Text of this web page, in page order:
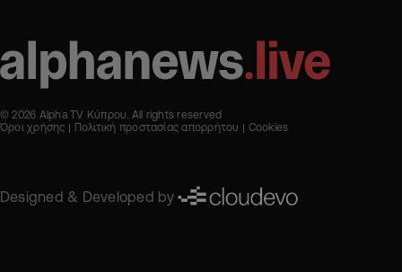
© 2026 Alpha TV Κύπρου. All rights reserved
Όροι χρήσης
Πολιτική προστασίας απορρήτου Cookies
Designed & Developed by